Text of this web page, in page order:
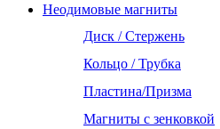
Неодимовые магниты
Диск / Стержень
Кольцо / Трубка
Пластина/Призма
Магниты с зенковкой